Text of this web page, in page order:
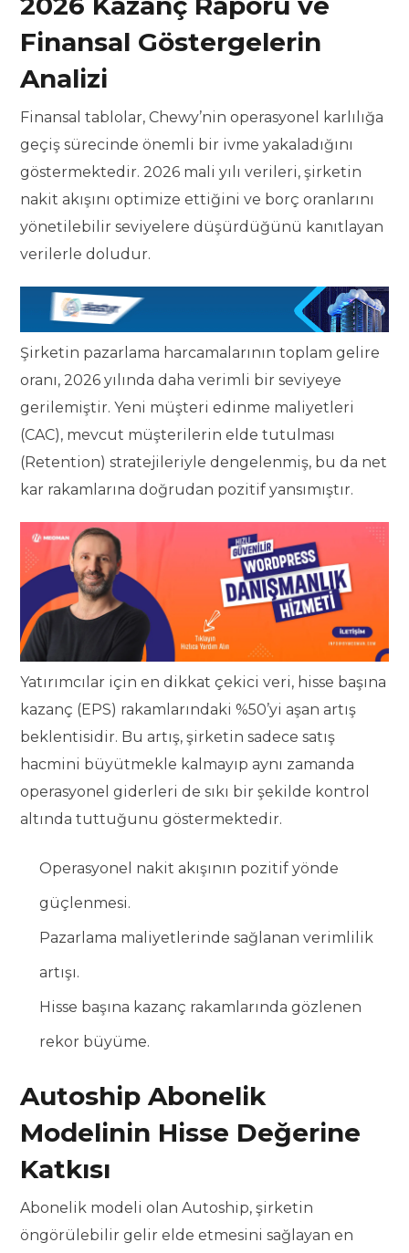
Finansal Göstergelerin
Analizi
Finansal tablolar, Chewy’nin operasyonel karlılığa
geçiş sürecinde önemli bir ivme yakaladığını
göstermektedir. 2026 mali yılı verileri, şirketin
nakit akışını optimize ettiğini ve borç oranlarını
yönetilebilir seviyelere düşürdüğünü kanıtlayan
verilerle doludur.
Şirketin pazarlama harcamalarının toplam gelire
oranı, 2026 yılında daha verimli bir seviyeye
gerilemiştir. Yeni müşteri edinme maliyetleri
(CAC), mevcut müşterilerin elde tutulması
(Retention) stratejileriyle dengelenmiş, bu da net
kar rakamlarına doğrudan pozitif yansımıştır.
Yatırımcılar için en dikkat çekici veri, hisse başına
kazanç (EPS) rakamlarındaki %50’yi aşan artış
beklentisidir. Bu artış, şirketin sadece satış
hacmini büyütmekle kalmayıp aynı zamanda
operasyonel giderleri de sıkı bir şekilde kontrol
altında tuttuğunu göstermektedir.
Operasyonel nakit akışının pozitif yönde
güçlenmesi.
Pazarlama maliyetlerinde sağlanan verimlilik
artışı.
Hisse başına kazanç rakamlarında gözlenen
rekor büyüme.
Autoship Abonelik
Modelinin Hisse Değerine
Katkısı
Abonelik modeli olan Autoship, şirketin
öngörülebilir gelir elde etmesini sağlayan en